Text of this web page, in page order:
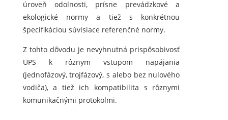
úroveň odolnosti, prísne prevádzkové a
ekologické normy a tiež s konkrétnou
špecifikáciou súvisiace referenčné normy.
Z tohto dôvodu je nevyhnutná prispôsobivosť
UPS k rôznym vstupom napájania
(jednofázový, trojfázový, s alebo bez nulového
vodiča), a tiež ich kompatibilita s rôznymi
komunikačnými protokolmi.